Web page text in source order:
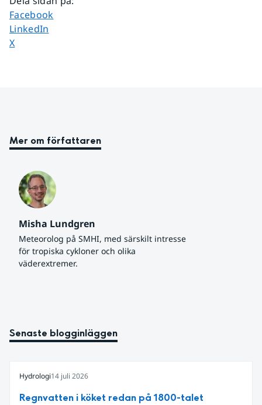
Dela sidan på
Facebook
Dela sidan på
LinkedIn
Dela sidan på
X
Mer om författaren
Misha Lundgren
Meteorolog på SMHI, med särskilt intresse
för tropiska cykloner och olika
väderextremer.
Senaste blogginläggen
Hydrologi14 juli 2026
Regnvatten i köket redan på 1800-talet